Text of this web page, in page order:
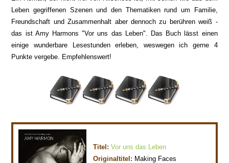
Leben gegriffenen Szenen und den Thematiken rund um Familie,
Freundschaft und Zusammenhalt aber dennoch zu berühren weiß -
das ist Amy Harmons "Vor uns das Leben". Das Buch lässt einen
einige wunderbare Lesestunden erleben, weswegen ich gerne 4
Punkte vergebe. Empfehlenswert!
Titel:Vor uns das Leben
Originaltitel: Making Faces